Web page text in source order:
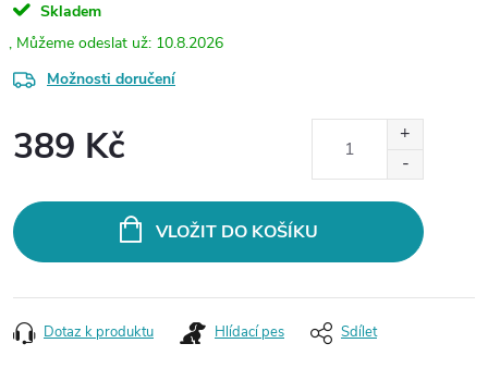
Skladem
10.8.2026
Možnosti doručení
389 Kč
VLOŽIT DO KOŠÍKU
Dotaz k produktu Hlídací pes Sdílet